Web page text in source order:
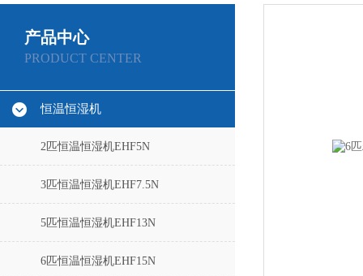
产品中心
PRODUCT CENTER
恒温恒湿机
2匹恒温恒湿机EHF5N
3匹恒温恒湿机EHF7.5N
5匹恒温恒湿机EHF13N
6匹恒温恒湿机EHF15N